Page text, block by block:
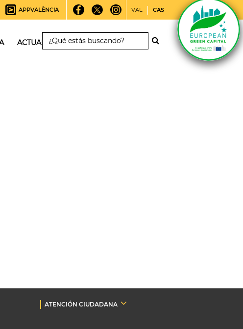
APPVALÈNCIA VAL CAS
ACTUALIDAD
ATENCIÓN CIUDADANA